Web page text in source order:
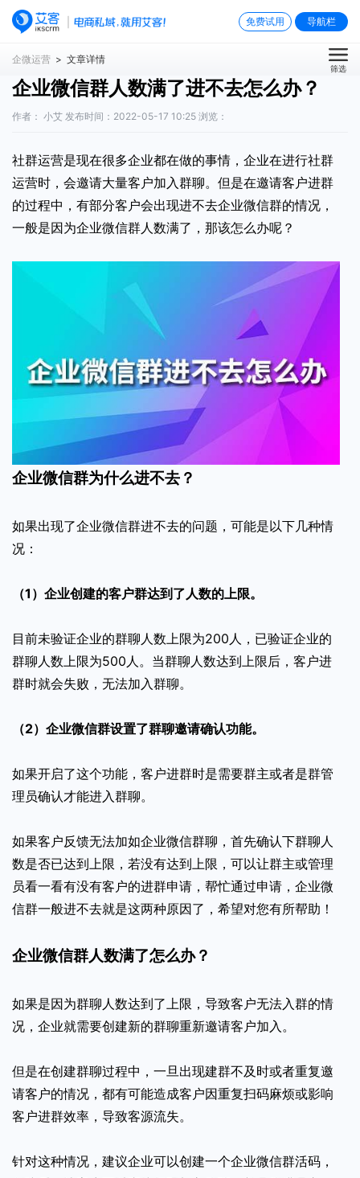
免费试用 导航栏
企微运营 > 文章详情
筛选
企业微信群人数满了进不去怎么办？
作者： 小艾 发布时间：2022-05-17 10:25 浏览：
社群运营是现在很多企业都在做的事情，企业在进行社群
运营时，会邀请大量客户加入群聊。但是在邀请客户进群
的过程中，有部分客户会出现进不去企业微信群的情况，
一般是因为企业微信群人数满了，那该怎么办呢？
企业微信群为什么进不去？
如果出现了企业微信群进不去的问题，可能是以下几种情
况：
（1）企业创建的客户群达到了人数的上限。
目前未验证企业的群聊人数上限为200人，已验证企业的
群聊人数上限为500人。当群聊人数达到上限后，客户进
群时就会失败，无法加入群聊。
（2）企业微信群设置了群聊邀请确认功能。
如果开启了这个功能，客户进群时是需要群主或者是群管
理员确认才能进入群聊。
如果客户反馈无法加如企业微信群聊，首先确认下群聊人
数是否已达到上限，若没有达到上限，可以让群主或管理
员看一看有没有客户的进群申请，帮忙通过申请，企业微
信群一般进不去就是这两种原因了，希望对您有所帮助！
企业微信群人数满了怎么办？
如果是因为群聊人数达到了上限，导致客户无法入群的情
况，企业就需要创建新的群聊重新邀请客户加入。
但是在创建群聊过程中，一旦出现建群不及时或者重复邀
请客户的情况，都有可能造成客户因重复扫码麻烦或影响
客户进群效率，导致客源流失。
针对这种情况，建议企业可以创建一个企业微信群活码，